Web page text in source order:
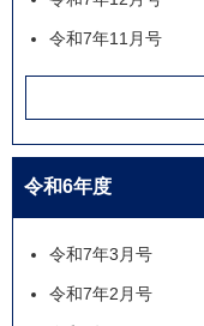
令和7年11月号
令和6年度
令和7年3月号
令和7年2月号